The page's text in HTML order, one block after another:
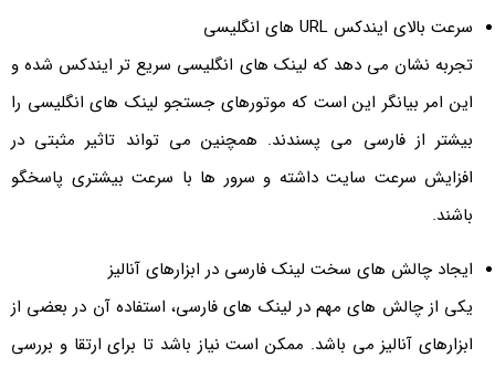
سرعت بالای ایندکس URL های انگلیسی
تجربه نشان می دهد که لینک های انگلیسی سریع تر ایندکس شده و
این امر بیانگر این است که موتورهای جستجو لینک های انگلیسی را
بیشتر از فارسی می پسندند. همچنین می تواند تاثیر مثبتی در
افزایش سرعت سایت داشته و سرور ها با سرعت بیشتری پاسخگو
باشند.
ایجاد چالش های سخت لینک فارسی در ابزارهای آنالیز
یکی از چالش های مهم در لینک های فارسی، استفاده آن در بعضی از
ابزارهای آنالیز می باشد. ممکن است نیاز باشد تا برای ارتقا و بررسی